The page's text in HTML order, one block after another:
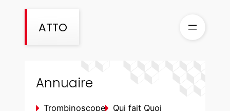
ATTO
Annuaire
Trombinoscope Qui fait Quoi